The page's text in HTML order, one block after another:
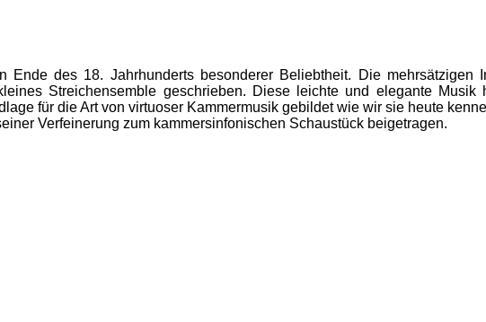
Ende des 18. Jahrhunderts besonderer Beliebtheit. Die mehrsätzigen
Streichensemble geschrieben. Diese leichte und elegante
für die Art von virtuoser Kammermusik gebildet wie wir sie heute
Verfeinerung zum kammersinfonischen Schaustück beigetragen.